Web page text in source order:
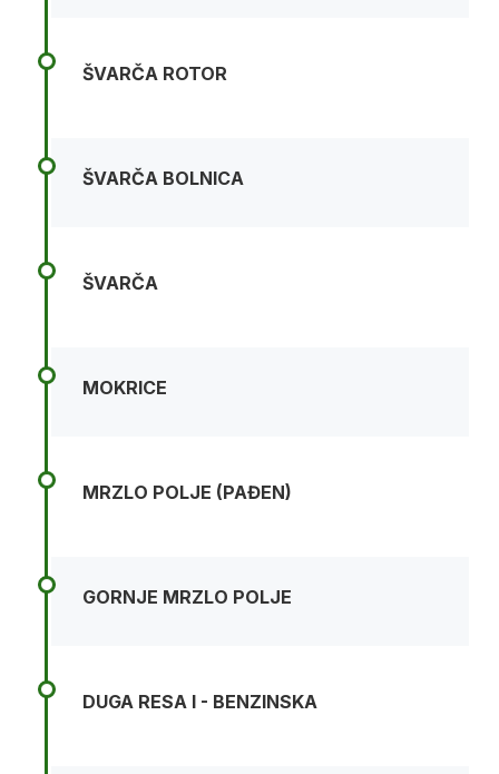
ŠVARČA ROTOR
ŠVARČA BOLNICA
ŠVARČA
MOKRICE
MRZLO POLJE (PAĐEN)
GORNJE MRZLO POLJE
DUGA RESA I - BENZINSKA